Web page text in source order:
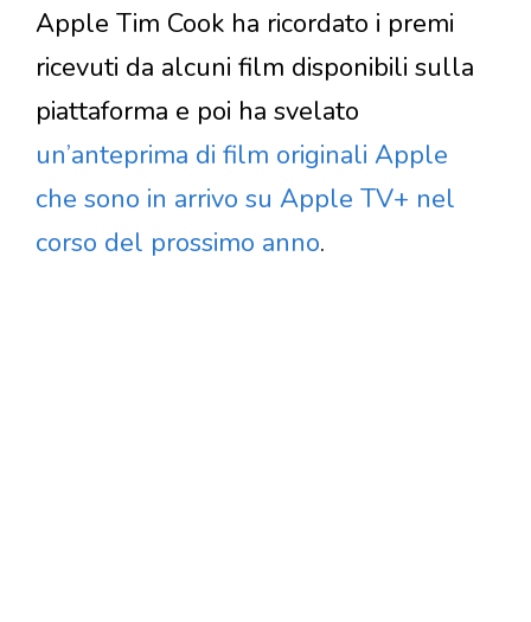
Apple Tim Cook ha ricordato i premi
ricevuti da alcuni film disponibili sulla
piattaforma e poi ha svelato
un’anteprima di film originali Apple
che sono in arrivo su Apple TV+ nel
corso del prossimo anno.